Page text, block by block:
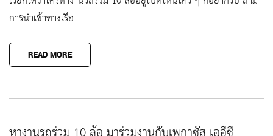
การนำเข้าทางเรือ
READ MORE